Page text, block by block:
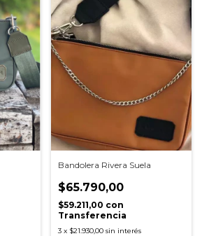
Bandolera Rivera Suela
$65.790,00
$59.211,00 con
Transferencia
3 x $21.930,00 sin interés